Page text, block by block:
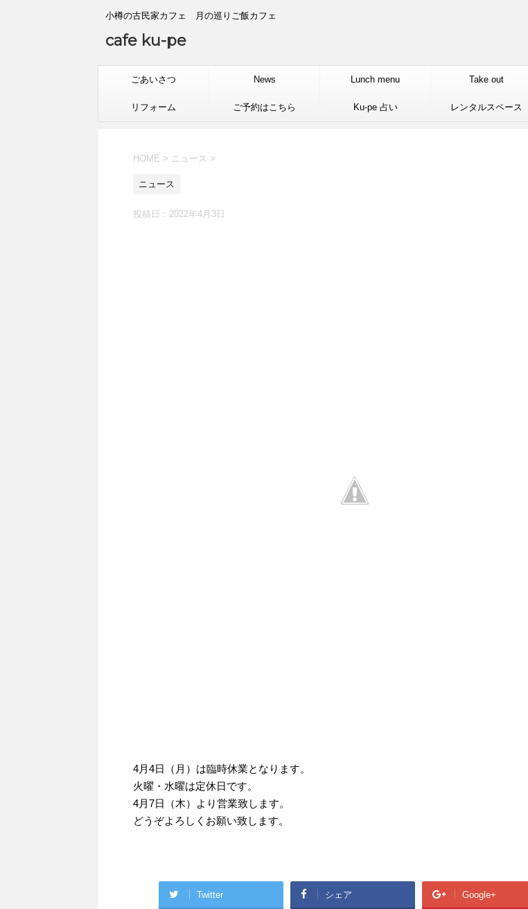
小樽の古民家カフェ 月の巡りご飯カフェ
cafe ku-pe
ごあいさつ News Lunch menu Take out
リフォーム ご予約はこちら Ku-pe 占い レンタルスペース
HOME > ニュース >
ニュース
投稿日： 2022年4月3日
4月4日（月）は臨時休業となります。
火曜・水曜は定休日です。
4月7日（木）より営業致します。
どうぞよろしくお願い致します。
Twitter シェア Google+